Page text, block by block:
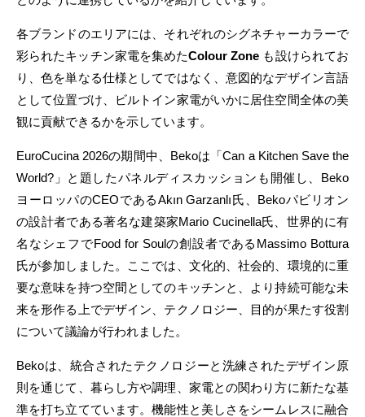
各ブランドのエリアには、それぞれのシグネチャーカラーで
彩られたキッチン家電を集めたColour Zone も設けられてお
り、色を単なる仕様としてではなく、意図的なデザイン言語
として位置づけ、ビルトイン家電がいかに居住空間全体の美
観に貢献できるかを示しています。
EuroCucina 2026の期間中、Bekoは「Can a Kitchen Save the
World?」と題したパネルディスカッションも開催し、Beko
ヨーロッパのCEOであるAkın Garzanlı氏、Bekoパビリオン
の設計者である著名な建築家Mario Cucinella氏、世界的に有
名なシェフでFood for Soulの創設者であるMassimo Bottura
氏が参加しました。ここでは、文化的、社会的、環境的に重
要な意味を持つ空間としてのキッチンと、より持続可能な未
来を形作る上でデザイン、テクノロジー、目的が果たす役割
について議論が行われました。
Bekoは、統合されたテクノロジーと洗練されたデザイン原
則を通じて、暮らし方や調理、家電との関わり方に新たな基
準を打ち立てています。機能性と美しさをシームレスに融合